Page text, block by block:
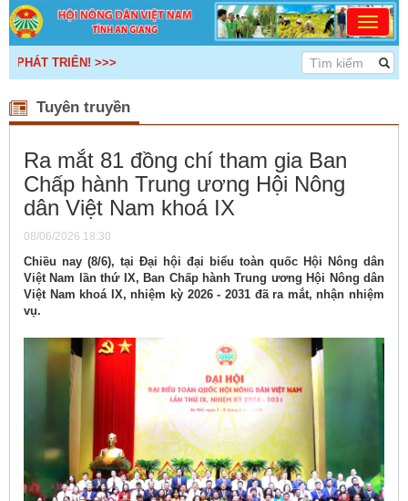
>>>
Tuyên truyền
Ra mắt 81 đồng chí tham gia Ban
Chấp hành Trung ương Hội Nông
dân Việt Nam khoá IX
08/06/2026 18:30
Chiều nay (8/6), tại Đại hội đại biểu toàn quốc Hội Nông dân
Việt Nam lần thứ IX, Ban Chấp hành Trung ương Hội Nông dân
Việt Nam khoá IX, nhiệm kỳ 2026 - 2031 đã ra mắt, nhận nhiệm
vụ.